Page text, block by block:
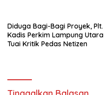
Diduga Bagi-Bagi Proyek, Plt.
Kadis Perkim Lampung Utara
Tuai Kritik Pedas Netizen